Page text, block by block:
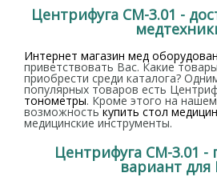
Центрифуга СМ-3.01 -
Интернет магазин мед
приветствовать Вас. Какие
приобрести среди каталога?
популярных товаров есть
тонометры. Кроме этого на
возможностькупить стол
медицинские инструменты.
Центрифуга СМ-3.01
вариант для